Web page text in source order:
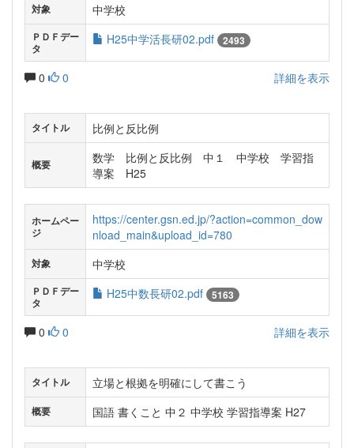
対象 中学校
ＰＤＦデー
タ
H25中学活長研02.pdf 2493
0 0 詳細を表示
タイトル 比例と反比例
概要
数学 比例と反比例 中１ 中学校 学習指
導案 H25
ホームペー
ジ
https://center.gsn.ed.jp/?action=common_dow
nload_main&upload_id=780
対象 中学校
ＰＤＦデー
タ
H25中数長研02.pdf 5163
0 0 詳細を表示
タイトル 立場と根拠を明確にして書こう
概要 国語 書くこと 中２ 中学校 学習指導案 H27